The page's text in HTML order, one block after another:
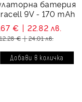
батерия
9V - 170 mAh
€ 22.82 лв.
12.28 € 24.01 лв.